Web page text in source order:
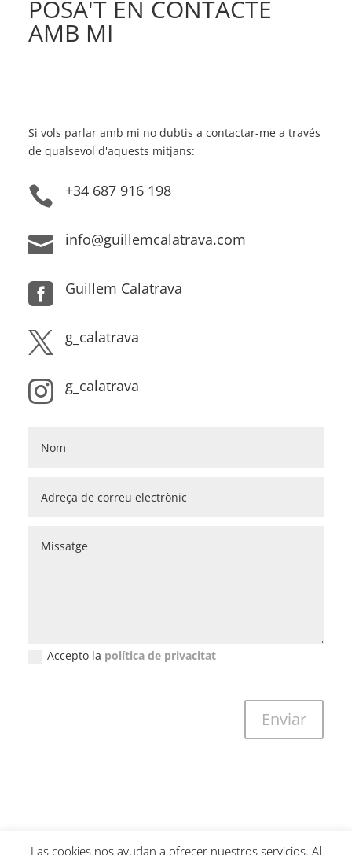
POSA'T EN CONTACTE
AMB MI
Si vols parlar amb mi no dubtis a contactar-me a través
de qualsevol d'aquests mitjans:
 +34 687 916 198
 info@guillemcalatrava.com
 Guillem Calatrava
 g_calatrava
 g_calatrava
New Field
Accepto la política de privacitat
Enviar
Las cookies nos ayudan a ofrecer nuestros servicios. Al